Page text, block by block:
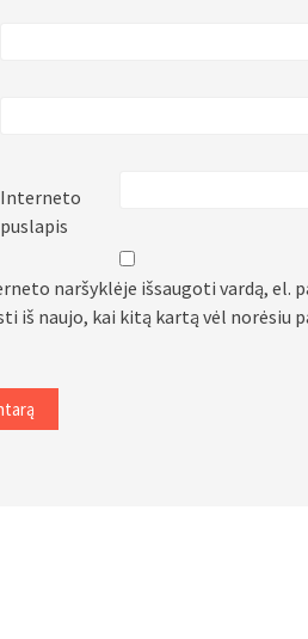
Interneto
puslapis
naršyklėje išsaugoti vardą, el.
iš naujo, kai kitą kartą vėl norėsiu